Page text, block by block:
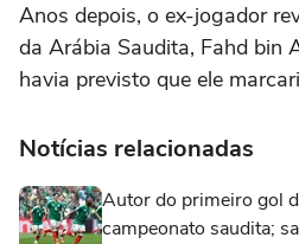
Anos depois, o ex-jogador
da Arábia Saudita, Fahd bin
havia previsto que ele
Notícias relacionadas
Autor do primeiro gol
campeonato saudita;